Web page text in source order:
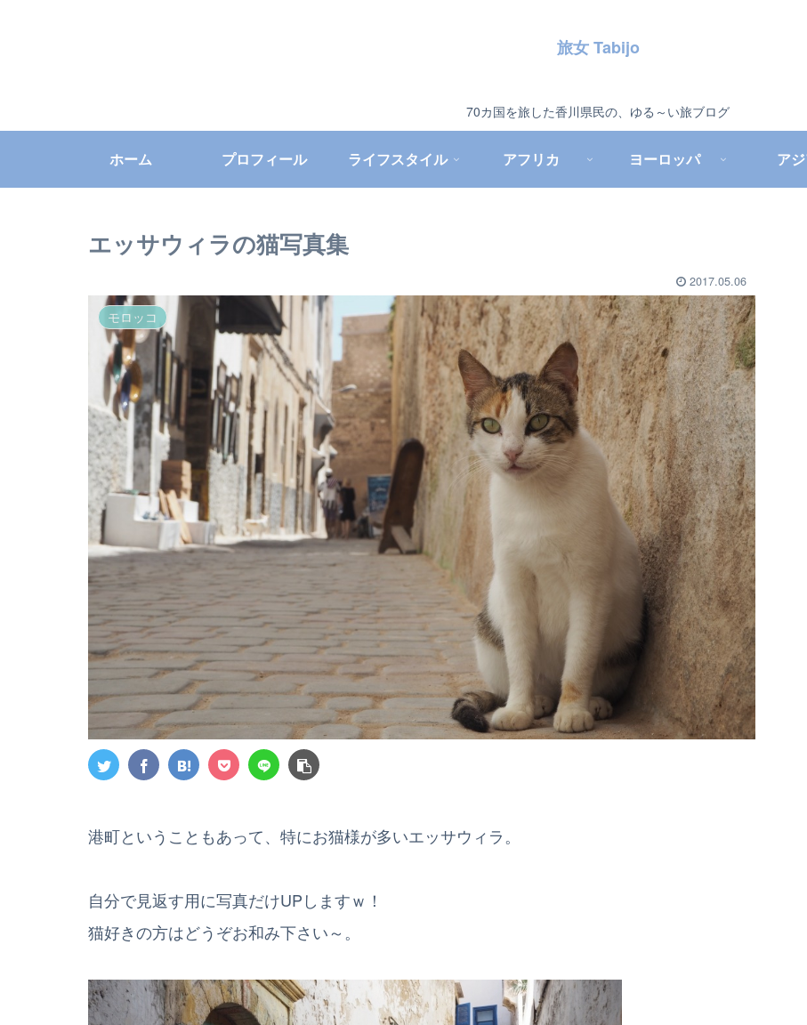
旅女 Tabijo
70カ国を旅した香川県民の、ゆる～い旅ブログ
ホーム プロフィール ライフスタイル アフリカ ヨーロッパ ア
エッサウィラの猫写真集
2017.05.06
モロッコ
港町ということもあって、特にお猫様が多いエッサウィラ。
自分で見返す用に写真だけUPしますｗ！
猫好きの方はどうぞお和み下さい～。